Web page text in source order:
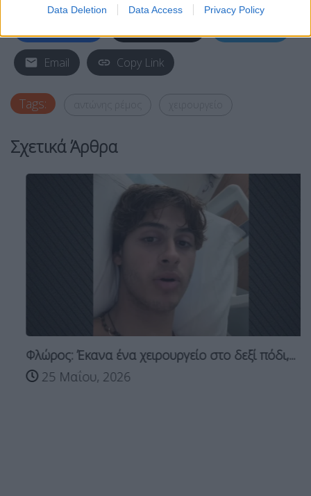
Data Deletion Data Access Privacy Policy
Email Copy Link
Tags:
Σχετικά Άρθρα
Φλώρος: Έκανα ένα χειρουργείο στο δεξί πόδι,...
25 Μαΐου, 2026